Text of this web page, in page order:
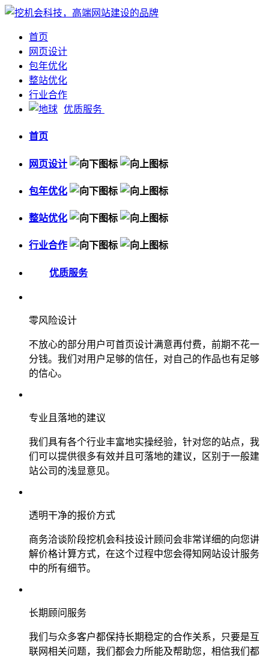
首页
网页设计
包年优化
整站优化
行业合作
优质服务
首页
网页设计
包年优化
整站优化
行业合作
优质服务
零风险设计
不放心的部分用户可首页设计满意再付费，前期不花一
分钱。我们对用户足够的信任，对自己的作品也有足够
的信心。
专业且落地的建议
我们具有各个行业丰富地实操经验，针对您的站点，我
们可以提供很多有效并且可落地的建议，区别于一般建
站公司的浅显意见。
透明干净的报价方式
商务洽谈阶段挖机会科技设计顾问会非常详细的向您讲
解价格计算方式，在这个过程中您会得知网站设计服务
中的所有细节。
长期顾问服务
我们与众多客户都保持长期稳定的合作关系，只要是互
联网相关问题，我们都会力所能及帮助您，相信我们都